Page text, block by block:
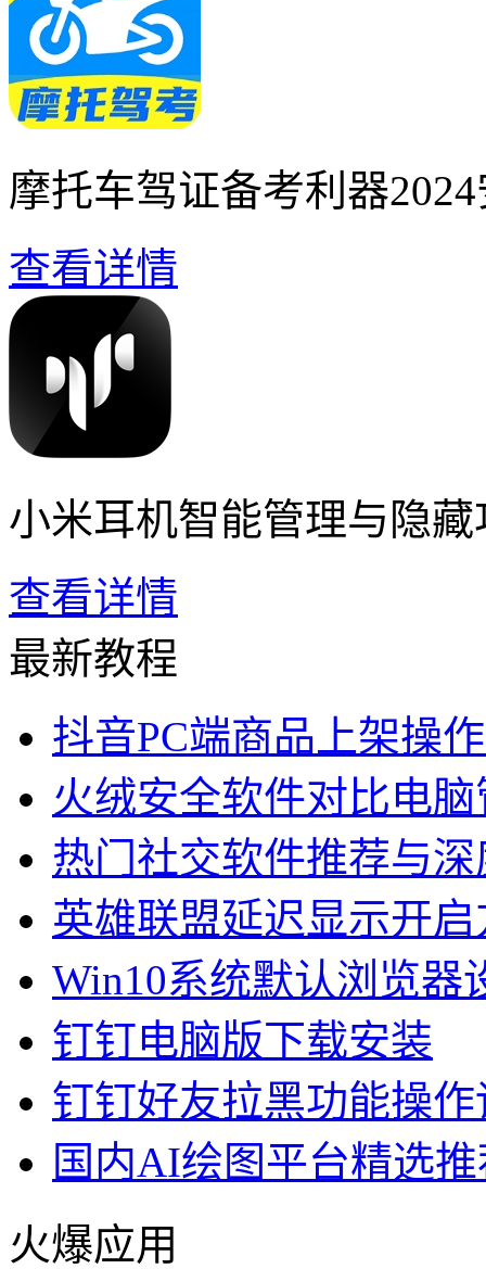
摩托车驾证备考利器
查看详情
小米耳机智能管理与隐
查看详情
最新教程
抖音PC端商品上架操
火绒安全软件对比电
热门社交软件推荐与
英雄联盟延迟显示开
Win10系统默认浏览器
钉钉电脑版下载安装
钉钉好友拉黑功能操作
国内AI绘图平台精选
火爆应用